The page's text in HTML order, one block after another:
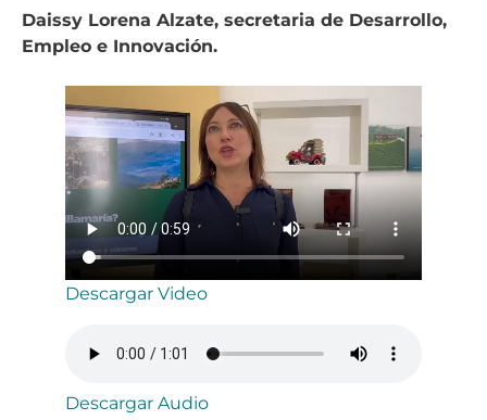
Daissy Lorena Alzate, secretaria de Desarrollo,
Empleo e Innovación.
Descargar Video
Descargar Audio